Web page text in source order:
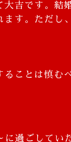
吉です。結
す。ただし
ることは慎む
に過ごしてい